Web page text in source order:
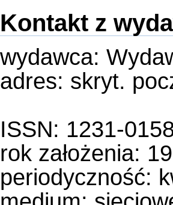
Kontakt z
wydawca:
adres: skryt.
ISSN: 1231-
rok założenia:
periodyczność: